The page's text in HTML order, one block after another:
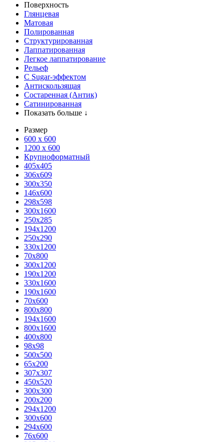
Поверхность
Глянцевая
Матовая
Полированная
Структурированная
Лаппатированная
Легкое лаппатирование
Рельеф
С Sugar-эффектом
Антискользящая
Состаренная (Антик)
Сатинированная
Показать больше ↓
Размер
600 х 600
1200 х 600
Крупноформатный
405x405
306x609
300x350
146x600
298x598
300x1600
250x285
194x1200
250x290
330x1200
70x800
300x1200
190x1200
330x1600
190x1600
70x600
800x800
194x1600
800x1600
400х800
98x98
500x500
65x200
307x307
450x520
300x300
200x200
294x1200
300x600
294x600
76х600